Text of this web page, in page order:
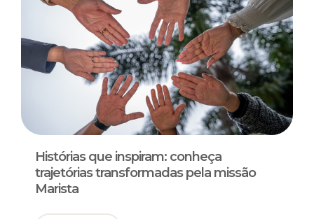
Histórias que inspiram: conheça
trajetórias transformadas pela missão
Marista